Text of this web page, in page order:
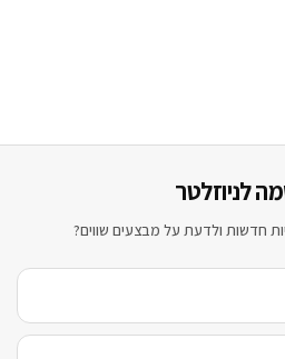
לניוזלטר
חדשות ולדעת על מבצעים שווים?